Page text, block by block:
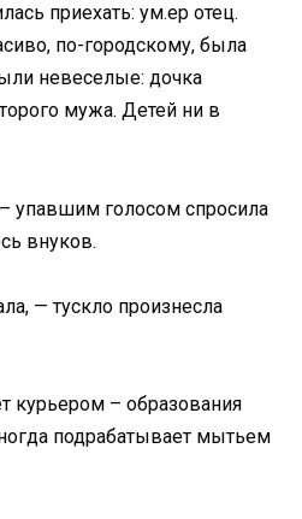
приехать: ум.ер отец.
по-городскому, была
невеселые: дочка
мужа. Детей ни в
упавшим голосом спросила
внуков.
— тускло произнесла
курьером – образования
подрабатывает мытьем